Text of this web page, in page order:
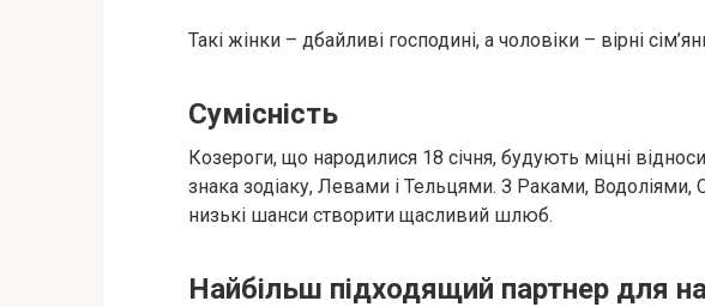
Такі жінки – дбайливі господині, а чоловіки – вірні
Сумісність
Козероги, що народилися 18 січня, будують міцні
знака зодіаку, Левами і Тельцями. З Раками,
низькі шанси створити щасливий шлюб.
Найбільш підходящий партнер для